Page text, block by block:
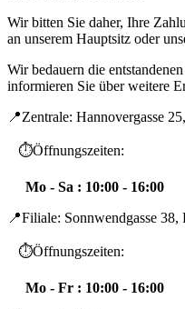
Wir bitten Sie daher, Ihre
an unserem Hauptsitz oder
Wir bedauern die
informieren Sie über weitere
📍Zentrale: Hannovergasse
⏱️Öffnungszeiten:
Mo - Sa : 10:00 - 16:00
📍Filiale: Sonnwendgasse
⏱️Öffnungszeiten:
Mo - Fr : 10:00 - 16:00